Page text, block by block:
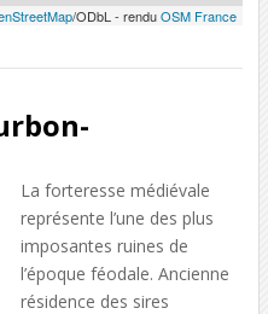
/ODbL - renduOSM France
La forteresse médiévale
représente l’une des plus
imposantes ruines de
l’époque féodale. Ancienne
résidence des sires